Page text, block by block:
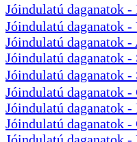
Jóindulatú daganatok -
Jóindulatú daganatok -
Jóindulatú daganatok -
Jóindulatú daganatok -
Jóindulatú daganatok -
Jóindulatú daganatok -
Jóindulatú daganatok
Jóindulatú daganatok -